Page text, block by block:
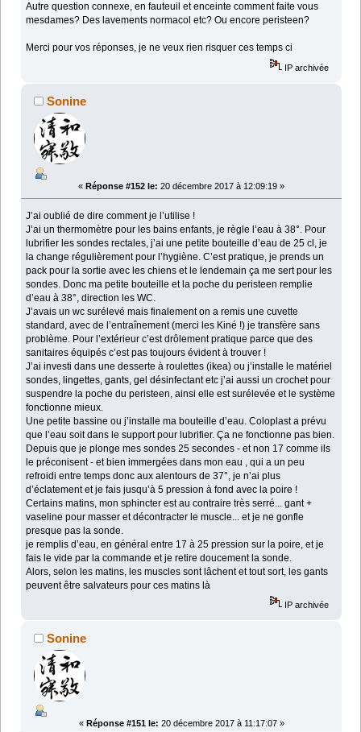
Autre question connexe, en fauteuil et enceinte comment faite vous
mesdames? Des lavements normacol etc? Ou encore peristeen?
Merci pour vos réponses, je ne veux rien risquer ces temps ci
IP archivée
Sonine
« Réponse #152 le: 20 décembre 2017 à 12:09:19 »
J’ai oublié de dire comment je l’utilise !
J’ai un thermomètre pour les bains enfants, je règle l’eau à 38°. Pour
lubrifier les sondes rectales, j’ai une petite bouteille d’eau de 25 cl, je
la change régulièrement pour l’hygiène. C’est pratique, je prends un
pack pour la sortie avec les chiens et le lendemain ça me sert pour les
sondes. Donc ma petite bouteille et la poche du peristeen remplie
d’eau à 38°, direction les WC.
J’avais un wc surélevé mais finalement on a remis une cuvette
standard, avec de l’entraînement (merci les Kiné !) je transfère sans
problème. Pour l’extérieur c’est drôlement pratique parce que des
sanitaires équipés c’est pas toujours évident à trouver !
J’ai investi dans une desserte à roulettes (ikea) ou j’installe le matériel
sondes, lingettes, gants, gel désinfectant etc j’ai aussi un crochet pour
suspendre la poche du peristeen, ainsi elle est surélevée et le système
fonctionne mieux.
Une petite bassine ou j’installe ma bouteille d’eau. Coloplast a prévu
que l’eau soit dans le support pour lubrifier. Ça ne fonctionne pas bien.
Depuis que je plonge mes sondes 25 secondes - et non 17 comme ils
le préconisent - et bien immergées dans mon eau , qui a un peu
refroidi entre temps donc aux alentours de 37°, je n’ai plus
d’éclatement et je fais jusqu’à 5 pression à fond avec la poire !
Certains matins, mon sphincter est au contraire très serré... gant +
vaseline pour masser et décontracter le muscle... et je ne gonfle
presque pas la sonde.
je remplis d’eau, en général entre 17 à 25 pression sur la poire, et je
fais le vide par la commande et je retire doucement la sonde.
Alors, selon les matins, les muscles sont lâchent et tout sort, les gants
peuvent être salvateurs pour ces matins là
IP archivée
Sonine
« Réponse #151 le: 20 décembre 2017 à 11:17:07 »